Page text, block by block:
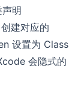
明
建对应的
设置为 Class
会隐式的